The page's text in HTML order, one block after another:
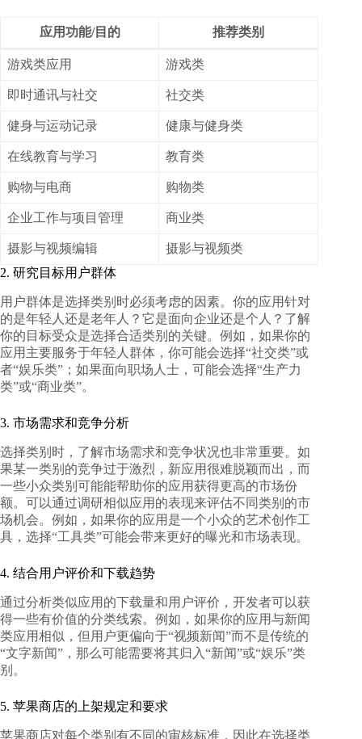
应用功能/目的 推荐类别
游戏类应用 游戏类
即时通讯与社交 社交类
健身与运动记录 健康与健身类
在线教育与学习 教育类
购物与电商 购物类
企业工作与项目管理 商业类
摄影与视频编辑
摄影与视频类
2. 研究目标用户群体
用户群体是选择类别时必须考虑的因素。你的应用针对
的是年轻人还是老年人？它是面向企业还是个人？了解
你的目标受众是选择合适类别的关键。例如，如果你的
应用主要服务于年轻人群体，你可能会选择“社交类”或
者“娱乐类”；如果面向职场人士，可能会选择“生产力
类”或“商业类”。
3. 市场需求和竞争分析
选择类别时，了解市场需求和竞争状况也非常重要。如
果某一类别的竞争过于激烈，新应用很难脱颖而出，而
一些小众类别可能能帮助你的应用获得更高的市场份
额。可以通过调研相似应用的表现来评估不同类别的市
场机会。例如，如果你的应用是一个小众的艺术创作工
具，选择“工具类”可能会带来更好的曝光和市场表现。
4. 结合用户评价和下载趋势
通过分析类似应用的下载量和用户评价，开发者可以获
得一些有价值的分类线索。例如，如果你的应用与新闻
类应用相似，但用户更偏向于“视频新闻”而不是传统的
“文字新闻”，那么可能需要将其归入“新闻”或“娱乐”类
别。
5. 苹果商店的上架规定和要求
苹果商店对每个类别有不同的审核标准，因此在选择类